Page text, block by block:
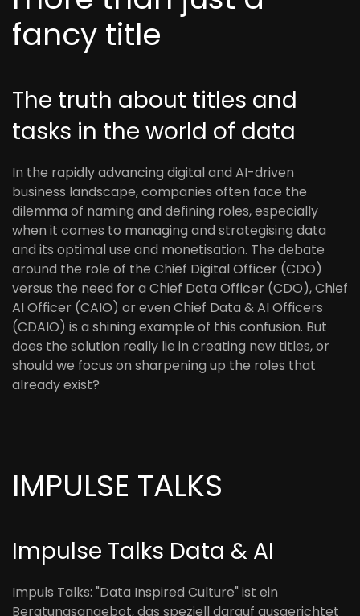
fancy title
The truth about titles and
tasks in the world of data
In the rapidly advancing digital and AI-driven
business landscape, companies often face the
dilemma of naming and defining roles, especially
when it comes to managing and strategising data
and its optimal use and monetisation. The debate
around the role of the Chief Digital Officer (CDO)
versus the need for a Chief Data Officer (CDO), Chief
AI Officer (CAIO) or even Chief Data & AI Officers
(CDAIO) is a shining example of this confusion. But
does the solution really lie in creating new titles, or
should we focus on sharpening up the roles that
already exist?
IMPULSE TALKS
Impulse Talks Data & AI
Impuls Talks: "Data Inspired Culture" ist ein
Beratungsangebot, das speziell darauf ausgerichtet